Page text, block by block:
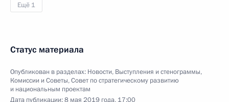
Ещё 1
Статус материала
Опубликован в разделах: Новости, Выступления и стенограммы,
Комиссии и Советы,Совет по стратегическому развитию
и национальным проектам
Дата публикации:8 мая 2019 года, 17:00